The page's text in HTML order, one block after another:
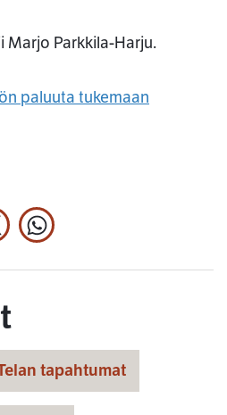
Marjo Parkkila-Harju.
paluuta tukemaan
X:ssäJaa WhatsApissa
tapahtumat